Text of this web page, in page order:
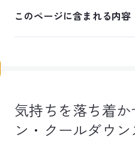
このページに含まれる内容
気持ちを落ち着
ン・クールダウ